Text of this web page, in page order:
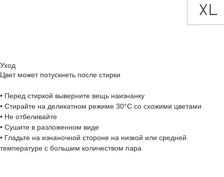
Уход
Цвет может потускнеть после стирки
• Перед стиркой выверните вещь наизнанку
• Стирайте на деликатном режиме 30°C со схожими цветами
• Не отбеливайте
• Сушите в разложенном виде
• Гладьте на изнаночной стороне на низкой или средней
температуре с большим количеством пара